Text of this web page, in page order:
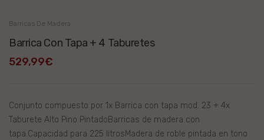
Barricas De Madera
Barrica Con Tapa + 4 Taburetes
529,99€
Conjunto compuesto por 1x Barrica con tapa mod. 23 + 4x
Taburete Alto Pino PintadoBarricas de madera con
tapa.Capacidad para 225 litrosMadera de roble pintada en tono